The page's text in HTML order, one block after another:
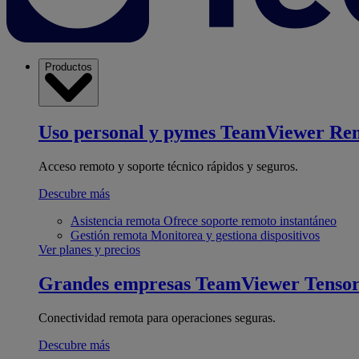
Productos
Uso personal y pymes TeamViewer
Acceso remoto y soporte técnico rápidos y seguros.
Descubre más
Asistencia remota Ofrece soporte remoto instantáneo
Gestión remota Monitorea y gestiona dispositivos
Ver planes y precios
Grandes empresas TeamViewer Tensor
Conectividad remota para operaciones seguras.
Descubre más